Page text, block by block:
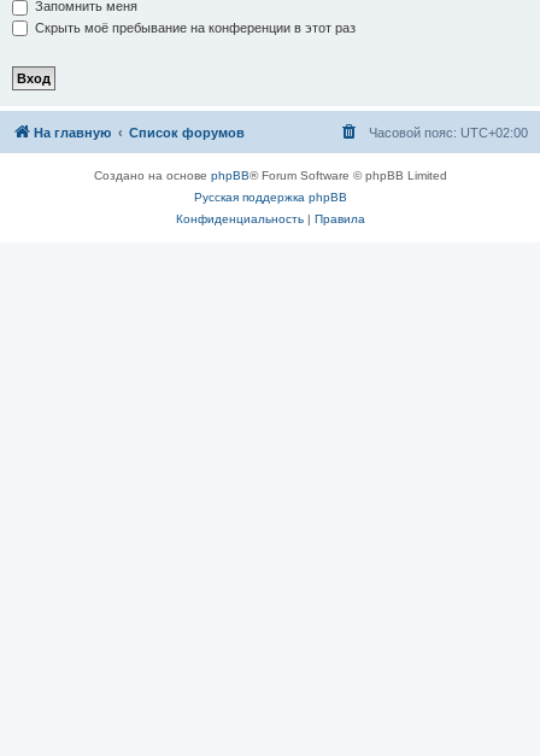
Запомнить меня
Скрыть моё пребывание на конференции в этот раз
На главную Список форумов Часовой пояс: UTC+02:00
Создано на основе phpBB® Forum Software © phpBB Limited
Русская поддержка phpBB
Конфиденциальность| Правила